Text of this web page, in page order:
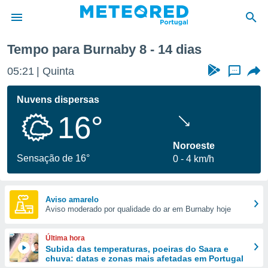
da
foi
fornecidas
a este
das
e
forma
digital
Tempo para Burnaby 8 - 14 dias
05:21 Quinta ...
Nuvens dispersas
16°
Sensação de 16°
Noroeste
0
4 km/h
Aviso amarelo
Aviso moderado por qualidade do ar em Burnaby hoje
Última hora
Subida das temperaturas, poeiras do Saara e
chuva: datas e zonas mais afetadas em Portugal